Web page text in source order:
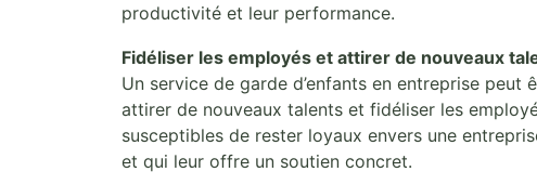
productivité et leur performance.
Fidéliser les employés et attirer de nouveaux
Un service de garde d’enfants en entreprise
attirer de nouveaux talents et fidéliser les
susceptibles de rester loyaux envers une
et qui leur offre un soutien concret.